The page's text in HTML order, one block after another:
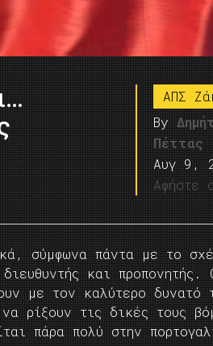
ΑΠΣ
By
Πέττας
Αυγ 9,
Αφήστε
σύμφωνα πάντα με το
και προπονητής.
με τον καλύτερο δυνατό
ρίξουν τις δικές τους
πάρα πολύ στην